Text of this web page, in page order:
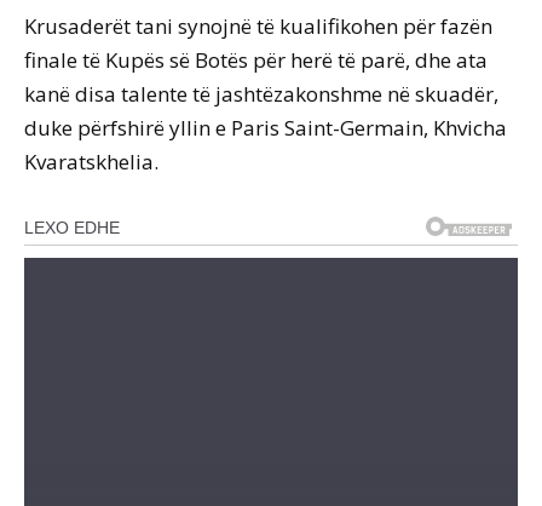
Krusaderët tani synojnë të kualifikohen për fazën
finale të Kupës së Botës për herë të parë, dhe ata
kanë disa talente të jashtëzakonshme në skuadër,
duke përfshirë yllin e Paris Saint-Germain, Khvicha
Kvaratskhelia.